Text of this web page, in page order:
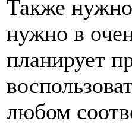
Также
нужно в
планирует
любом